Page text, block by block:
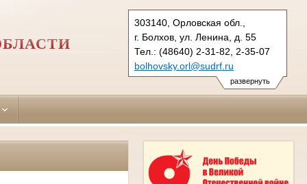
развернуть
303140, Орловская обл.,
г. Болхов, ул. Ленина, д. 55
Тел.: (48640) 2-31-82, 2-35-07
bolhovsky.orl@sudrf.ru